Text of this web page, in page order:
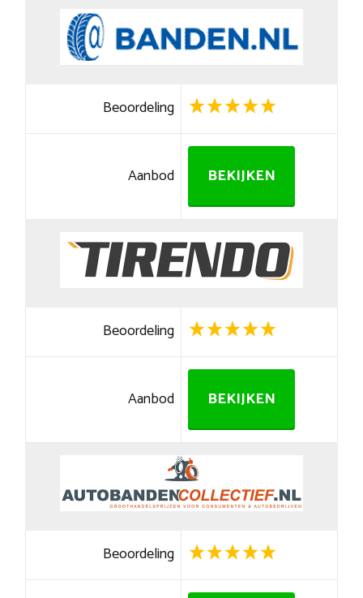
Beoordeling
Aanbod BEKIJKEN
Beoordeling
Aanbod BEKIJKEN
Beoordeling